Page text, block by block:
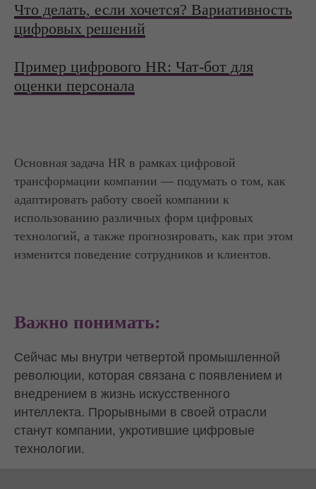
Что делать, если хочется? Вариативность
цифровых решений
Пример цифрового HR: Чат-бот для
оценки персонала
Основная задача HR в рамках цифровой
трансформации компании — подумать о том, как
адаптировать работу своей компании к
использованию различных форм цифровых
технологий, а также прогнозировать, как при этом
изменится поведение сотрудников и клиентов.
Важно понимать:
Сейчас мы внутри четвертой промышленной
революции, которая связана с появлением и
внедрением в жизнь искусственного
интеллекта. Прорывными в своей отрасли
станут компании, укротившие цифровые
технологии.